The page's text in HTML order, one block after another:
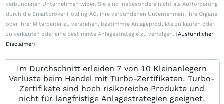
verbundenen Unternehmen wider. Sie sind insbesondere nicht als Aufforderung
durch die Smartbroker Holding AG, ihre verbundenen Unternehmen, ihre Organe
oder ihrer Mitarbeiter zu verstehen, bestimmte Anlageprodukte zu kaufen oder
zu verkaufen oder eine bestimmte Anlagestrategie zu verfolgen. (Ausführlicher
Disclaimer)
Im Durchschnitt erleiden 7 von 10 Kleinanlegern
Verluste beim Handel mit Turbo-Zertifikaten. Turbo-
Zertifikate sind hoch risikoreiche Produkte und
nicht für langfristige Anlagestrategien geeignet.